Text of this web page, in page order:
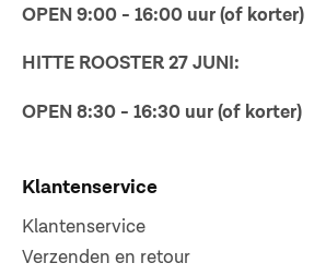
OPEN 9:00 - 16:00 uur (of korter)
HITTE ROOSTER 27 JUNI:
OPEN 8:30 - 16:30 uur (of korter)
Klantenservice
Klantenservice
Verzenden en retour